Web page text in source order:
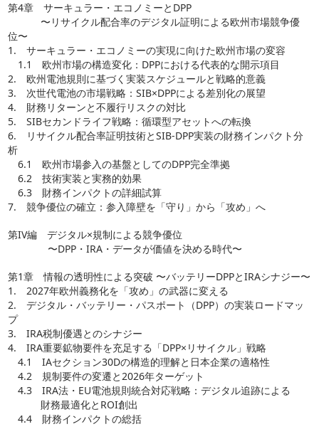
第4章 サーキュラー・エコノミーとDPP
〜リサイクル配合率のデジタル証明による欧州市場競争優
位〜
1. サーキュラー・エコノミーの実現に向けた欧州市場の変容
1.1 欧州市場の構造変化：DPPにおける代表的な開示項目
2. 欧州電池規則に基づく実装スケジュールと戦略的意義
3. 次世代電池の市場戦略：SIB×DPPによる差別化の展望
4. 財務リターンと不履行リスクの対比
5. SIBセカンドライフ戦略：循環型アセットへの転換
6. リサイクル配合率証明技術とSIB-DPP実装の財務インパクト分
析
6.1 欧州市場参入の基盤としてのDPP完全準拠
6.2 技術実装と実務的効果
6.3 財務インパクトの詳細試算
7. 競争優位の確立：参入障壁を「守り」から「攻め」へ
第IV編 デジタル×規制による競争優位
〜DPP・IRA・データが価値を決める時代〜
第1章 情報の透明性による突破 〜バッテリーDPPとIRAシナジー〜
1. 2027年欧州義務化を「攻め」の武器に変える
2. デジタル・バッテリー・パスポート（DPP）の実装ロードマッ
プ
3. IRA税制優遇とのシナジー
4. IRA重要鉱物要件を充足する「DPP×リサイクル」戦略
4.1 IAセクション30Dの構造的理解と日本企業の適格性
4.2 規制要件の変遷と2026年ターゲット
4.3 IRA法・EU電池規則統合対応戦略：デジタル追跡による
財務最適化とROI創出
4.4 財務インパクトの総括